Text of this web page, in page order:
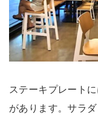
ステーキプレート
があります。サラ